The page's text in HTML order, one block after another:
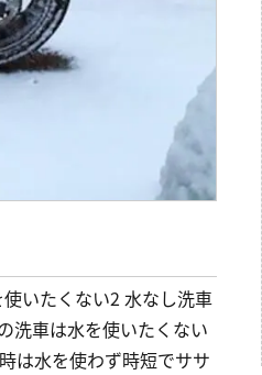
いたくない2 水なし洗車
洗車は水を使いたくない
は水を使わず時短でササ